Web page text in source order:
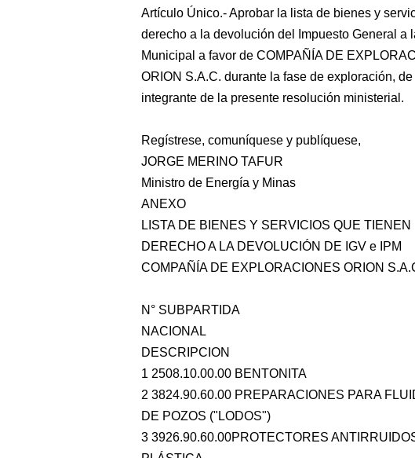
Artículo Único.- Aprobar la lista de bienes y
derecho a la devolución del Impuesto General a
Municipal a favor de COMPAÑÍA DE
ORION S.A.C. durante la fase de exploración,
integrante de la presente resolución ministerial.
Regístrese, comuníquese y publíquese,
JORGE MERINO TAFUR
Ministro de Energía y Minas
ANEXO
LISTA DE BIENES Y SERVICIOS QUE TIENEN
DERECHO A LA DEVOLUCIÓN DE IGV e IPM
COMPAÑÍA DE EXPLORACIONES ORION
N° SUBPARTIDA
NACIONAL
DESCRIPCION
1 2508.10.00.00 BENTONITA
2 3824.90.60.00 PREPARACIONES PARA
DE POZOS ("LODOS")
3 3926.90.60.00PROTECTORES